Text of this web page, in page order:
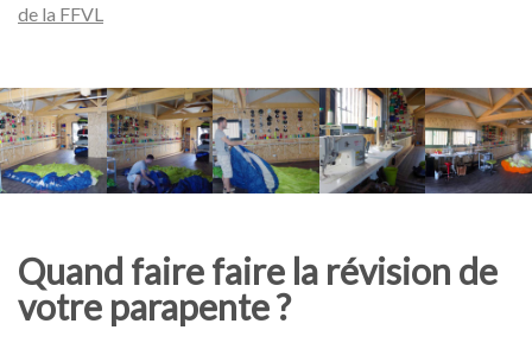
de la FFVL
Quand faire faire la révision de
votre parapente ?